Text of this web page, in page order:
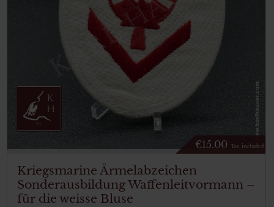
€15.00 Tax. included
Kriegsmarine Ärmelabzeichen
Sonderausbildung Waffenleitvormann –
für die weisse Bluse